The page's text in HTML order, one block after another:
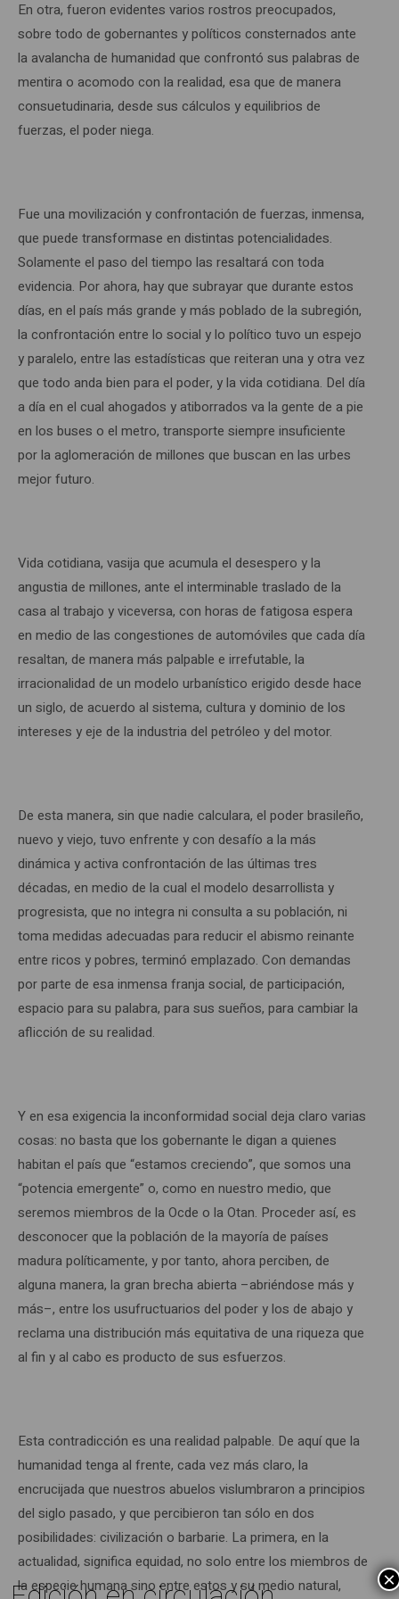
En otra, fueron evidentes varios rostros preocupados,
sobre todo de gobernantes y políticos consternados ante
la avalancha de humanidad que confrontó sus palabras de
mentira o acomodo con la realidad, esa que de manera
consuetudinaria, desde sus cálculos y equilibrios de
fuerzas, el poder niega.
Fue una movilización y confrontación de fuerzas, inmensa,
que puede transformase en distintas potencialidades.
Solamente el paso del tiempo las resaltará con toda
evidencia. Por ahora, hay que subrayar que durante estos
días, en el país más grande y más poblado de la subregión,
la confrontación entre lo social y lo político tuvo un espejo
y paralelo, entre las estadísticas que reiteran una y otra vez
que todo anda bien para el poder, y la vida cotidiana. Del día
a día en el cual ahogados y atiborrados va la gente de a pie
en los buses o el metro, transporte siempre insuficiente
por la aglomeración de millones que buscan en las urbes
mejor futuro.
Vida cotidiana, vasija que acumula el desespero y la
angustia de millones, ante el interminable traslado de la
casa al trabajo y viceversa, con horas de fatigosa espera
en medio de las congestiones de automóviles que cada día
resaltan, de manera más palpable e irrefutable, la
irracionalidad de un modelo urbanístico erigido desde hace
un siglo, de acuerdo al sistema, cultura y dominio de los
intereses y eje de la industria del petróleo y del motor.
De esta manera, sin que nadie calculara, el poder brasileño,
nuevo y viejo, tuvo enfrente y con desafío a la más
dinámica y activa confrontación de las últimas tres
décadas, en medio de la cual el modelo desarrollista y
progresista, que no integra ni consulta a su población, ni
toma medidas adecuadas para reducir el abismo reinante
entre ricos y pobres, terminó emplazado. Con demandas
por parte de esa inmensa franja social, de participación,
espacio para su palabra, para sus sueños, para cambiar la
aflicción de su realidad.
Y en esa exigencia la inconformidad social deja claro varias
cosas: no basta que los gobernante le digan a quienes
habitan el país que “estamos creciendo”, que somos una
“potencia emergente” o, como en nuestro medio, que
seremos miembros de la Ocde o la Otan. Proceder así, es
desconocer que la población de la mayoría de países
madura políticamente, y por tanto, ahora perciben, de
alguna manera, la gran brecha abierta –abriéndose más y
más–, entre los usufructuarios del poder y los de abajo y
reclama una distribución más equitativa de una riqueza que
al fin y al cabo es producto de sus esfuerzos.
Esta contradicción es una realidad palpable. De aquí que la
humanidad tenga al frente, cada vez más claro, la
encrucijada que nuestros abuelos vislumbraron a principios
del siglo pasado, y que percibieron tan sólo en dos
posibilidades: civilización o barbarie. La primera, en la
actualidad, significa equidad, no solo entre los miembros de
la especie humana sino entre estos y su medio natural,
×